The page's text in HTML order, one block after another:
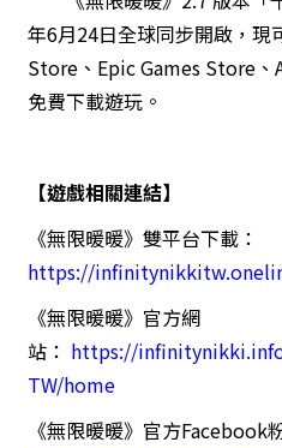
年6月24日全球同步開啟，
Store、Epic Games Store
免費下載遊玩。
【遊戲相關連結】
《無限暖暖》雙平台下載：
https://
《無限暖暖》官方網
站： https://
TW/home
《無限暖暖》官方Facebook